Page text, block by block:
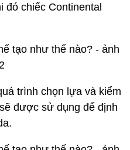
đó chiếc Continental
trình chọn lựa và kiểm
được sử dụng để định